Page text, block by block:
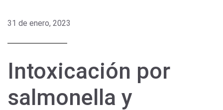
31 de enero, 2023
Intoxicación por
salmonella y